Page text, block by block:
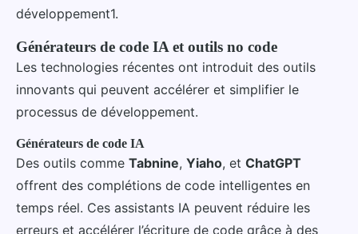
développement1.
Générateurs de code IA et outils no code
Les technologies récentes ont introduit des outils
innovants qui peuvent accélérer et simplifier le
processus de développement.
Générateurs de code IA
Des outils comme Tabnine, Yiaho, et ChatGPT
offrent des complétions de code intelligentes en
temps réel. Ces assistants IA peuvent réduire les
erreurs et accélérer l’écriture de code grâce à des